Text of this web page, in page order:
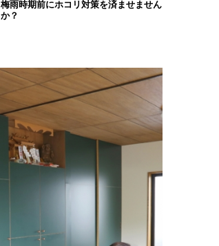
梅雨時期前にホコリ対策を済ませません
か？